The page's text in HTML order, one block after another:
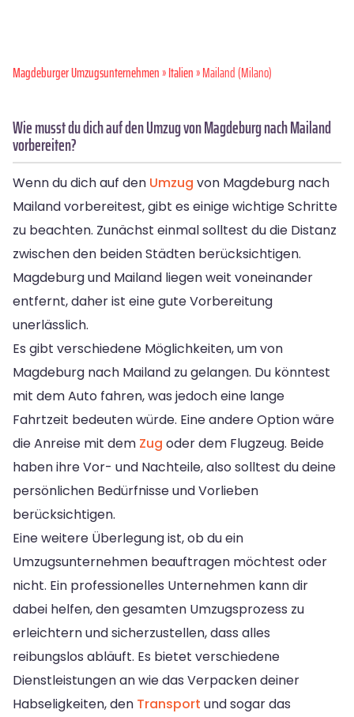
Magdeburger Umzugsunternehmen»Italien» Mailand (Milano)
Wie musst du dich auf den Umzug von Magdeburg nach Mailand
vorbereiten?
Wenn du dich auf den Umzug von Magdeburg nach
Mailand vorbereitest, gibt es einige wichtige Schritte
zu beachten. Zunächst einmal solltest du die Distanz
zwischen den beiden Städten berücksichtigen.
Magdeburg und Mailand liegen weit voneinander
entfernt, daher ist eine gute Vorbereitung
unerlässlich.
Es gibt verschiedene Möglichkeiten, um von
Magdeburg nach Mailand zu gelangen. Du könntest
mit dem Auto fahren, was jedoch eine lange
Fahrtzeit bedeuten würde. Eine andere Option wäre
die Anreise mit dem Zug oder dem Flugzeug. Beide
haben ihre Vor- und Nachteile, also solltest du deine
persönlichen Bedürfnisse und Vorlieben
berücksichtigen.
Eine weitere Überlegung ist, ob du ein
Umzugsunternehmen beauftragen möchtest oder
nicht. Ein professionelles Unternehmen kann dir
dabei helfen, den gesamten Umzugsprozess zu
erleichtern und sicherzustellen, dass alles
reibungslos abläuft. Es bietet verschiedene
Dienstleistungen an wie das Verpacken deiner
Habseligkeiten, den Transport und sogar das